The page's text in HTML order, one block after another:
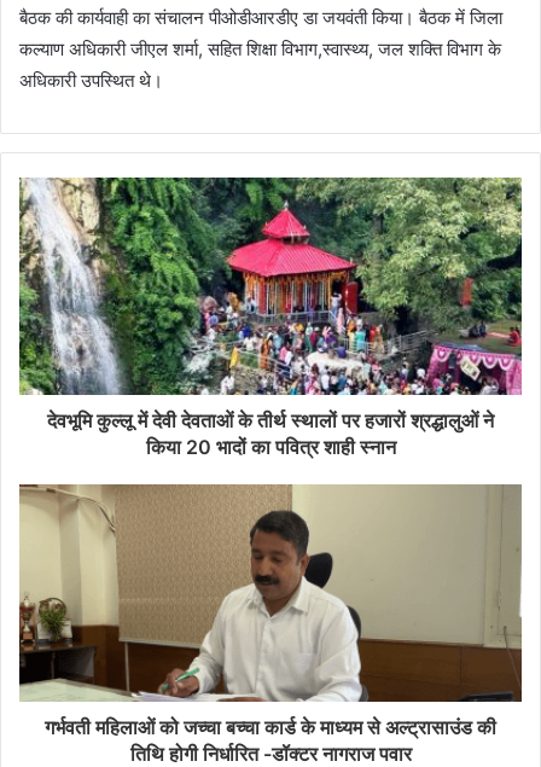
बैठक की कार्यवाही का संचालन पीओडीआरडीए डा जयवंती किया। बैठक में जिला
कल्याण अधिकारी जीएल शर्मा, सहित शिक्षा विभाग,स्वास्थ्य, जल शक्ति विभाग के
अधिकारी उपस्थित थे।
देवभूमि कुल्लू में देवी देवताओं के तीर्थ स्थालों पर हजारों श्रद्धालुओं ने
किया 20 भादों का पवित्र शाही स्नान
गर्भवती महिलाओं को जच्चा बच्चा कार्ड के माध्यम से अल्ट्रासाउंड की
तिथि होगी निर्धारित -डॉक्टर नागराज पवार